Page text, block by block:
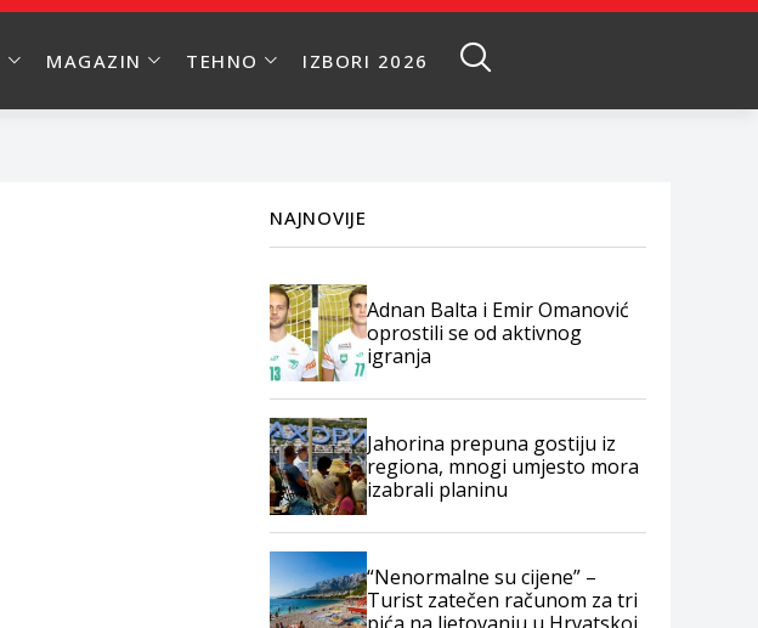
MAGAZIN TEHNO IZBORI 2026
NAJNOVIJE
Adnan Balta i Emir Omanović
oprostili se od aktivnog
igranja
Jahorina prepuna gostiju iz
regiona, mnogi umjesto mora
izabrali planinu
“Nenormalne su cijene” –
Turist zatečen računom za tri
pića na ljetovanju u Hrvatskoj